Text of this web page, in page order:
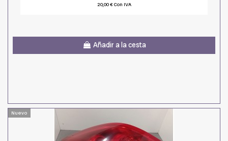
20,00 € Con IVA
Añadir a la cesta
Nuevo